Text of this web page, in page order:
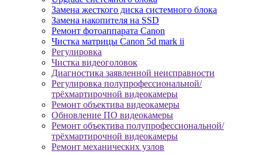
Замена жесткого диска системного блока
Замена накопителя на SSD
Ремонт фотоаппарата Canon
Чистка матрицы Canon 5d mark ii
Регулировка
Чистка видеоголовок
Диагностика заявленной неисправности
Регулировка полупрофессиональной/
трёхмартирочной видеокамеры
Ремонт объектива видеокамеры
Обновление ПО видеокамеры
Ремонт объектива полупрофессиональной/
трёхмартирочной видеокамеры
Ремонт механических узлов